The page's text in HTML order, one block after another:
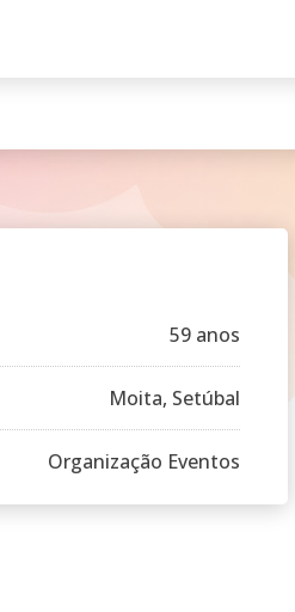
59 anos
Moita, Setúbal
Organização Eventos